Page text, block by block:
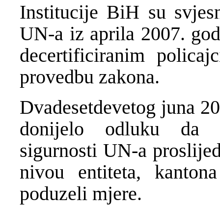
Institucije BiH su
UN-a iz aprila 2007.
decertificiranim
provedbu zakona.
Dvadesetdevetog juna
donijelo odluku da
sigurnosti UN-a
nivou entiteta,
poduzeli mjere.